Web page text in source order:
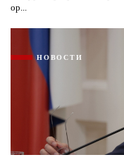
ор...
НОВОСТИ